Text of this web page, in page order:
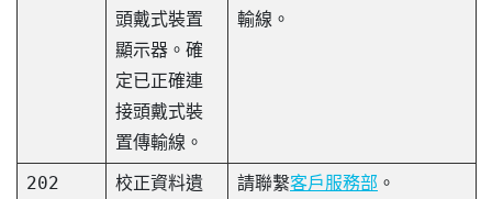
頭戴式裝置
顯示器。確
定已正確連
接頭戴式裝
置傳輸線。
輸線。
202
校正資料遺
請聯繫客戶服務部 。